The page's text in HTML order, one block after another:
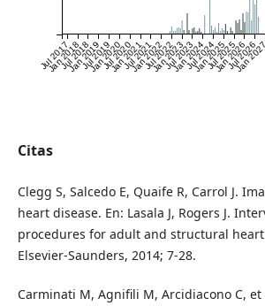
Jul 2017
Jan 2018
Jul 2018
Jan 2019
Jul 2019
Jan 2020
Jul 2020
Jan 2021
Jul 2021
Jan 2022
Jul 2022
Jan 2023
Jul 2023
Jan 2024
Jul 2024
Jan 2025
Jul 2025
Jan 2026
Jul 2026
Jan 2027
Citas
Clegg S, Salcedo E, Quaife R, Carrol J.
heart disease. En: Lasala J, Rogers J.
procedures for adult and structural heart
Elsevier-Saunders, 2014; 7-28.
Carminati M, Agnifili M, Arcidiacono C,